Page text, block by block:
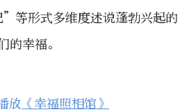
等形式多维度述说蓬勃兴起的
的幸福。
放 《幸福照相馆》